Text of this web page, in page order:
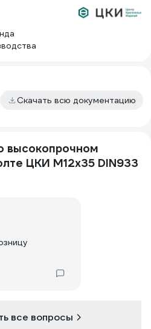
Скачать всю документацию
высокопрочном
ЦКИ М12х35 DIN933
все вопросы